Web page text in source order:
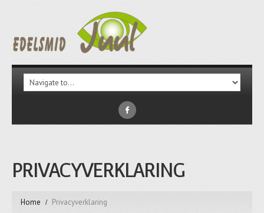
PRIVACYVERKLARING
Home Privacyverklaring